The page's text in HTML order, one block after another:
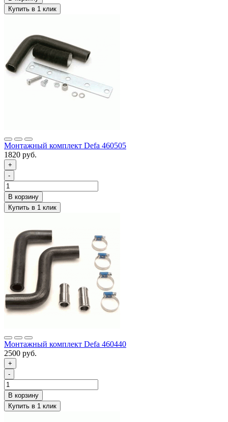
Монтажный комплект Defa 460505
1820 руб.
+
-
Монтажный комплект Defa 460440
2500 руб.
+
-